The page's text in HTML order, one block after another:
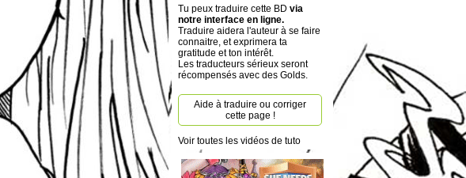
Tu peux traduire cette BD via
notre interface en ligne.
Traduire aidera l'auteur à se faire
connaitre, et exprimera ta
gratitude et ton intérêt.
Les traducteurs sérieux seront
récompensés avec des Golds.
Aide à traduire ou corriger
cette page !
Voir toutes les vidéos de tuto